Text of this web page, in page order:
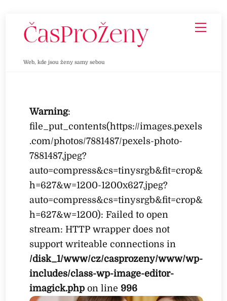
Web, kde jsou ženy samy sebou
Warning:
file_put_contents(https://images.pexels
.com/photos/7881487/pexels-photo-
7881487.jpeg?
auto=compress&cs=tinysrgb&fit=crop&
h=627&w=1200-1200x627.jpeg?
auto=compress&cs=tinysrgb&fit=crop&
h=627&w=1200): Failed to open
stream: HTTP wrapper does not
support writeable connections in
/disk_1/www/cz/casprozeny/www/wp-
includes/class-wp-image-editor-
imagick.php on line 996